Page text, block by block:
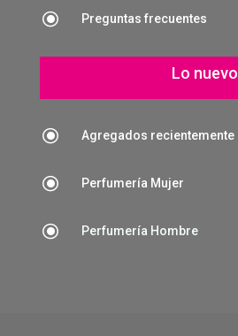
\ Preguntas frecuentes
Lo nuevo
\ Agregados recientemente
\ Perfumería Mujer
\ Perfumería Hombre